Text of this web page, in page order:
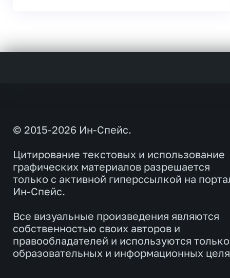
© 2015-2026 Ин-Спейс.
Цитирование текстовых и использование
графических материалов разрешается
только с активной гиперссылкой на
Ин-Спейс.
Все визуальные произведения являются
собственностью своих авторов и
правообладателей и используются
образовательных и информационных